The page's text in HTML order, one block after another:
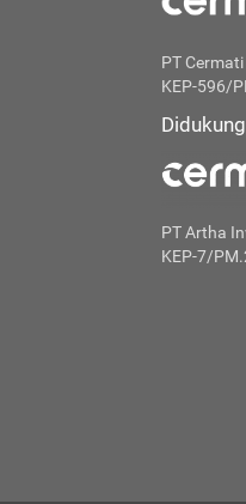
PT
KEP-596/
PT Artha
KEP-7/